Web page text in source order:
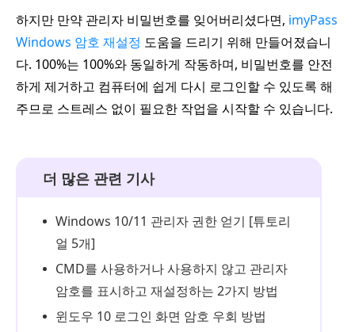
하지만 만약 관리자 비밀번호를 잊어버리셨다면, imyPass
Windows 암호 재설정 도움을 드리기 위해 만들어졌습니
다. 100%는 100%와 동일하게 작동하며, 비밀번호를 안전
하게 제거하고 컴퓨터에 쉽게 다시 로그인할 수 있도록 해
주므로 스트레스 없이 필요한 작업을 시작할 수 있습니다.
더 많은 관련 기사
Windows 10/11 관리자 권한 얻기 [튜토리
얼 5개]
CMD를 사용하거나 사용하지 않고 관리자
암호를 표시하고 재설정하는 2가지 방법
윈도우 10 로그인 화면 암호 우회 방법